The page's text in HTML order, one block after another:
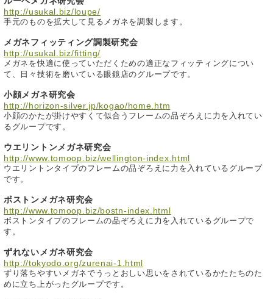
http://usukal.biz/loupe/
手元のものを拡大して見るメガネを調製します。
メガネフィッティング調製研究会
http://usukal.biz/fitting/
メガネを快適に使っていただくための適正なフィッティングについ
て、日々技術を磨いている眼鏡店のグループです。
小顔メガネ研究会
http://horizon-silver.jp/kogao/home.htm
小顔のかたが掛けやすくて似合うフレームの品ぞろえに力を入れてい
るグループです。
ウエリントンメガネ研究会
http://www.tomoop.biz/wellington-index.html
ウエリントンタイプのフレームの品ぞろえに力を入れているグループ
です。
ボストンメガネ研究会
http://www.tomoop.biz/bostn-index.html
ボストンタイプのフレームの品ぞろえに力を入れているグループで
す。
ずれないメガネ研究会
http://tokyodo.org/zurenai-1.html
ずり落ちやすいメガネでうっとおしい思いをされているかたたちのた
めに立ち上がったグループです。